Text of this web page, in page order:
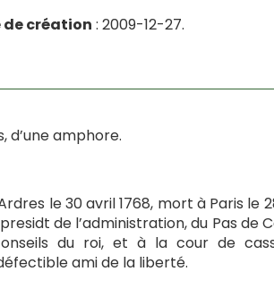
de création : 2009-12-27.
d’une amphore.
Ardres le 30 avril 1768, mort à Paris
de l’administration, du Pas de
du roi, et à la cour de
ami de la liberté.